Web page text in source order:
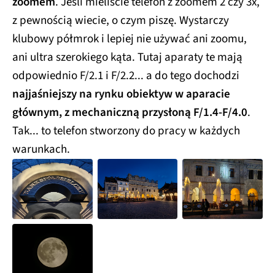
z pewnością wiecie, o czym piszę. Wystarczy
klubowy półmrok i lepiej nie używać ani zoomu,
ani ultra szerokiego kąta. Tutaj aparaty te mają
odpowiednio F/2.1 i F/2.2... a do tego dochodzi
najjaśniejszy na rynku obiektyw w aparacie
głównym, z mechaniczną przysłoną F/1.4-F/4.0.
Tak... to telefon stworzony do pracy w każdych
warunkach.